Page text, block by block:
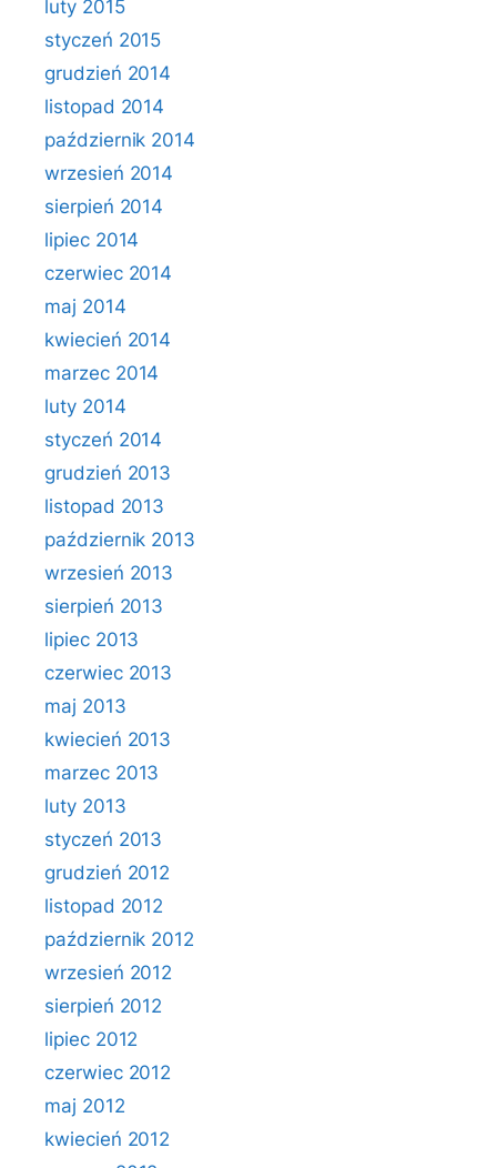
luty 2015
styczeń 2015
grudzień 2014
listopad 2014
październik 2014
wrzesień 2014
sierpień 2014
lipiec 2014
czerwiec 2014
maj 2014
kwiecień 2014
marzec 2014
luty 2014
styczeń 2014
grudzień 2013
listopad 2013
październik 2013
wrzesień 2013
sierpień 2013
lipiec 2013
czerwiec 2013
maj 2013
kwiecień 2013
marzec 2013
luty 2013
styczeń 2013
grudzień 2012
listopad 2012
październik 2012
wrzesień 2012
sierpień 2012
lipiec 2012
czerwiec 2012
maj 2012
kwiecień 2012